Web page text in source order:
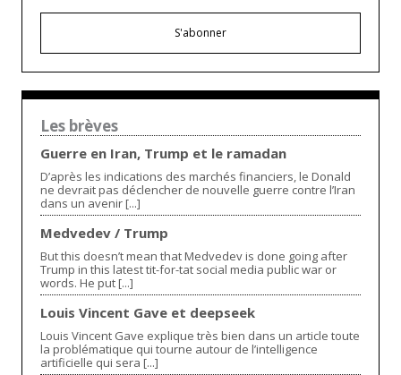
S'abonner
Les brèves
Guerre en Iran, Trump et le ramadan
D’après les indications des marchés financiers, le Donald
ne devrait pas déclencher de nouvelle guerre contre l’Iran
dans un avenir [...]
Medvedev / Trump
But this doesn’t mean that Medvedev is done going after
Trump in this latest tit-for-tat social media public war or
words. He put [...]
Louis Vincent Gave et deepseek
Louis Vincent Gave explique très bien dans un article toute
la problématique qui tourne autour de l’intelligence
artificielle qui sera [...]